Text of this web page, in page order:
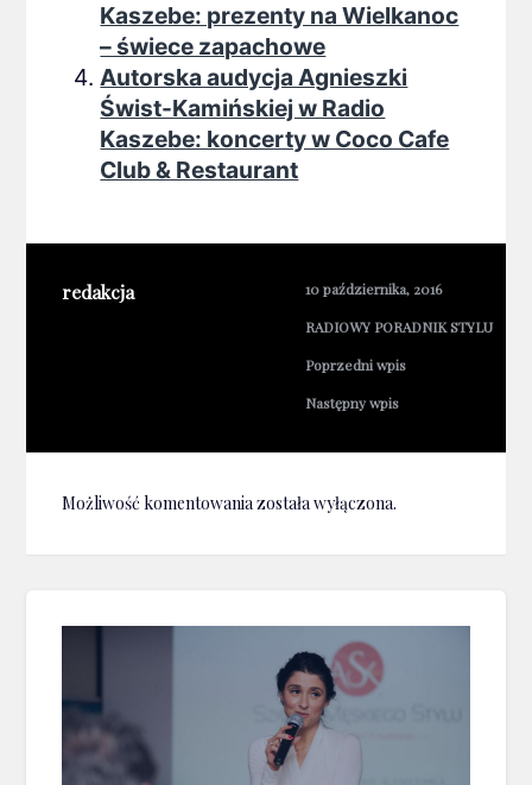
Kaszebe: prezenty na Wielkanoc
– świece zapachowe
Autorska audycja Agnieszki
Świst-Kamińskiej w Radio
Kaszebe: koncerty w Coco Cafe
Club & Restaurant
redakcja
10 października, 2016
RADIOWY PORADNIK STYLU
Poprzedni wpis
Następny wpis
Możliwość komentowania została wyłączona.